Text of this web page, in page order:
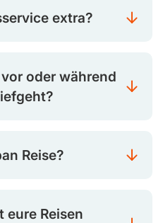
extra?
oder während
Reise?
eure Reisen